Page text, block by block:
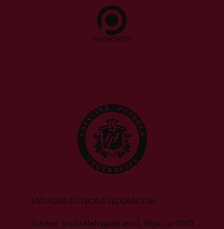
LATVIJAS FUTBOLA FEDERĀCIJA
Adrese: Emiļa Melngaiļa iela 1, Rīga, LV-1010